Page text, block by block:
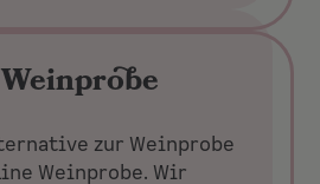
zur Weinprobe
Weinprobe. Wir